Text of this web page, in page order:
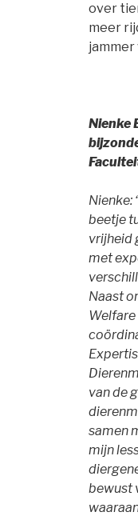
over
meer
jammer
Nienke
Nienke:
beetje
vrijheid
met
Naast
Welfare
van de
samen
mijn
bewust